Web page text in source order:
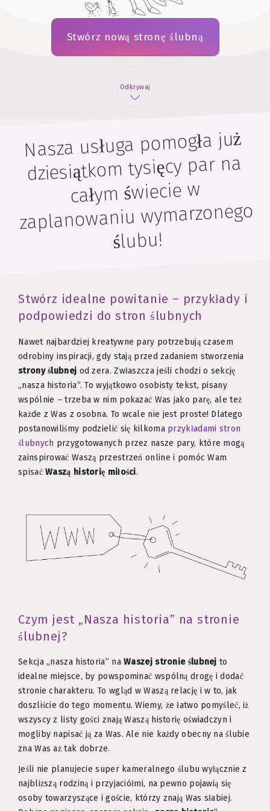
Stwórz nową stronę ślubną
Odkrywaj
Nasza usługa pomogła już
dziesiątkom tysięcy par na
całym świecie w
zaplanowaniu wymarzonego
ślubu!
Stwórz idealne powitanie – przykłady i
podpowiedzi do stron ślubnych
Nawet najbardziej kreatywne pary potrzebują czasem
odrobiny inspiracji, gdy stają przed zadaniem stworzenia
strony ślubnej od zera. Zwłaszcza jeśli chodzi o sekcję
„nasza historia”. To wyjątkowo osobisty tekst, pisany
wspólnie – trzeba w nim pokazać Was jako parę, ale też
każde z Was z osobna. To wcale nie jest proste! Dlatego
postanowiliśmy podzielić się kilkoma przykładami stron
ślubnych przygotowanych przez nasze pary, które mogą
zainspirować Waszą przestrzeń online i pomóc Wam
spisaćWaszą historię miłości.
Czym jest „Nasza historia” na stronie
ślubnej?
Sekcja „nasza historia” naWaszej stronie ślubnej to
idealne miejsce, by powspominać wspólną drogę i dodać
stronie charakteru. To wgląd w Waszą relację i w to, jak
doszliście do tego momentu. Wiemy, że łatwo pomyśleć, iż
wszyscy z listy gości znają Waszą historię oświadczyn i
mogliby napisać ją za Was. Ale nie każdy obecny na ślubie
zna Was aż tak dobrze.
Jeśli nie planujecie super kameralnego ślubu wyłącznie z
najbliższą rodziną i przyjaciółmi, na pewno pojawią się
osoby towarzyszące i goście, którzy znają Was słabiej.